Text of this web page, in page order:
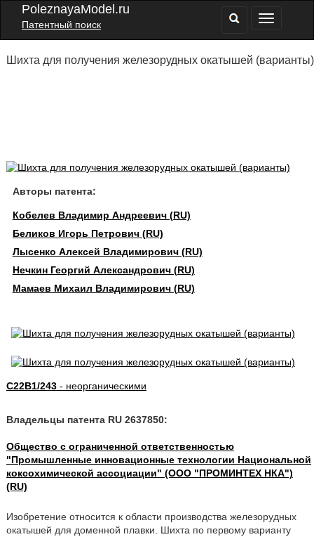
PoleznayaModel.ru
Патентный поиск
Шихта для получения железорудных окатышей (варианты)
Авторы патента:
Кобелев Владимир Андреевич (RU)
Беликов Игорь Петрович (RU)
Лысенко Алексей Владимирович (RU)
Нечкин Георгий Александрович (RU)
Мамаев Михаил Владимирович (RU)
C22B1/243- неорганическими
Владельцы патента RU 2637850:
Общество с ограниченной ответственностью
"Промышленные инновационные технологии Национальной
коксохимической ассоциации" (ООО "ПРОМИНТЕХ НКА")
(RU)
Изобретение относится к области производства железорудных
окатышей для доменной плавки. Шихта по первому варианту